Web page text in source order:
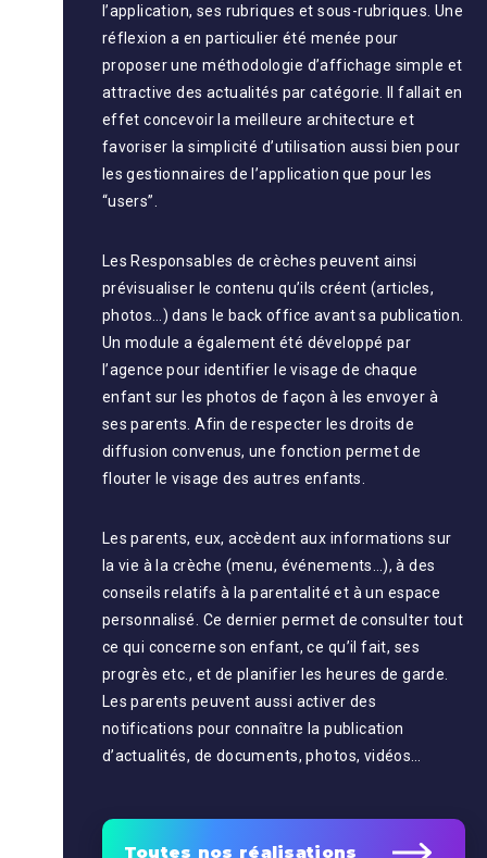
l’application, ses rubriques et sous-rubriques. Une
réflexion a en particulier été menée pour
proposer une méthodologie d’affichage simple et
attractive des actualités par catégorie. Il fallait en
effet concevoir la meilleure architecture et
favoriser la simplicité d’utilisation aussi bien pour
les gestionnaires de l’application que pour les
“users”.
Les Responsables de crèches peuvent ainsi
prévisualiser le contenu qu’ils créent (articles,
photos…) dans le back office avant sa publication.
Un module a également été développé par
l’agence pour identifier le visage de chaque
enfant sur les photos de façon à les envoyer à
ses parents. Afin de respecter les droits de
diffusion convenus, une fonction permet de
flouter le visage des autres enfants.
Les parents, eux, accèdent aux informations sur
la vie à la crèche (menu, événements…), à des
conseils relatifs à la parentalité et à un espace
personnalisé. Ce dernier permet de consulter tout
ce qui concerne son enfant, ce qu’il fait, ses
progrès etc., et de planifier les heures de garde.
Les parents peuvent aussi activer des
notifications pour connaître la publication
d’actualités, de documents, photos, vidéos…
Toutes nos réalisations